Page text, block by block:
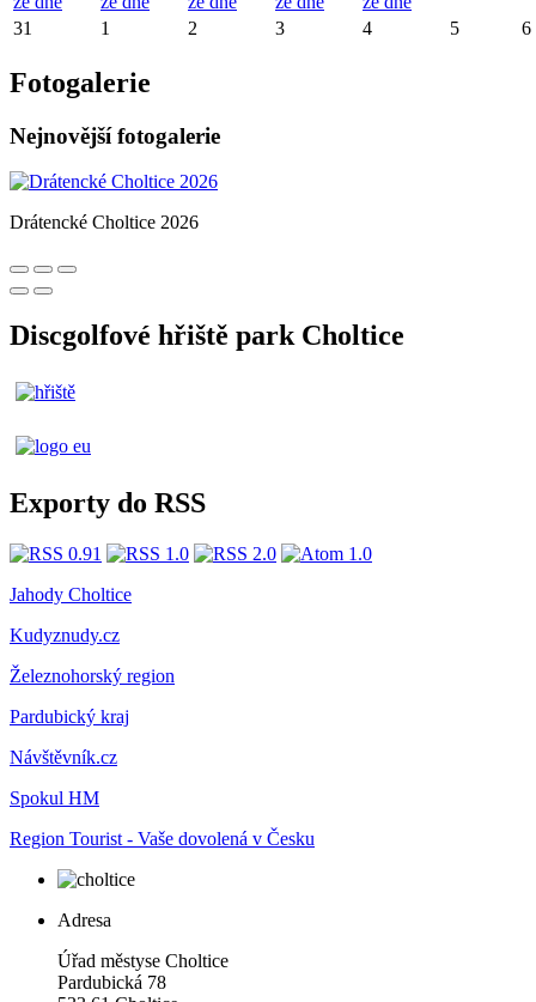
31 1 2 3 4 5 6
Fotogalerie
Nejnovější fotogalerie
Drátencké Choltice 2026
Discgolfové hřiště park Choltice
Exporty do RSS
Jahody Choltice
Kudyznudy.cz
Železnohorský region
Pardubický kraj
Návštěvník.cz
Spokul HM
Region Tourist - Vaše dovolená v Česku
Adresa
Úřad městyse Choltice
Pardubická 78